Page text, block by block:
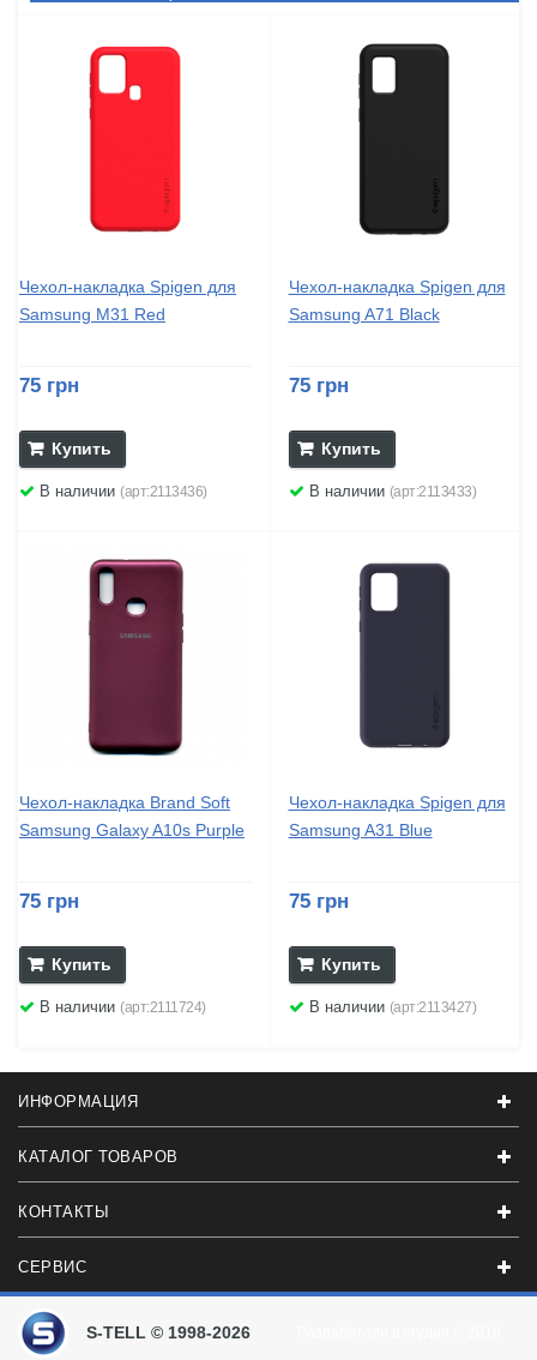
Чехол-накладка Spigen для
Samsung M31 Red
75 грн
Купить
В наличии (арт:2113436)
Чехол-накладка Spigen для
Samsung A71 Black
75 грн
Купить
В наличии (арт:2113433)
Чехол-накладка Brand Soft
Samsung Galaxy A10s Purple
75 грн
Купить
В наличии (арт:2111724)
Чехол-накладка Spigen для
Samsung A31 Blue
75 грн
Купить
В наличии (арт:2113427)
ИНФОРМАЦИЯ
КАТАЛОГ ТОВАРОВ
КОНТАКТЫ
СЕРВИС
S-TELL © 1998-2026